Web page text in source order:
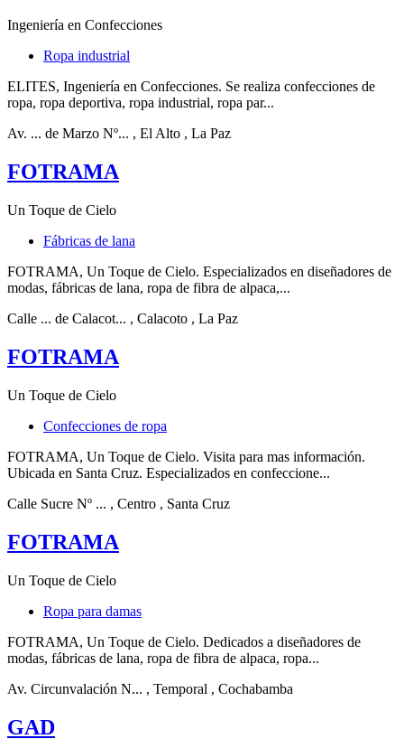
Ingeniería en Confecciones
Ropa industrial
ELITES, Ingeniería en Confecciones. Se realiza confecciones de
ropa, ropa deportiva, ropa industrial, ropa par...
Av. ... de Marzo Nº... , El Alto , La Paz
FOTRAMA
Un Toque de Cielo
Fábricas de lana
FOTRAMA, Un Toque de Cielo. Especializados en diseñadores de
modas, fábricas de lana, ropa de fibra de alpaca,...
Calle ... de Calacot... , Calacoto , La Paz
FOTRAMA
Un Toque de Cielo
Confecciones de ropa
FOTRAMA, Un Toque de Cielo. Visita para mas información.
Ubicada en Santa Cruz. Especializados en confeccione...
Calle Sucre Nº ... , Centro , Santa Cruz
FOTRAMA
Un Toque de Cielo
Ropa para damas
FOTRAMA, Un Toque de Cielo. Dedicados a diseñadores de
modas, fábricas de lana, ropa de fibra de alpaca, ropa...
Av. Circunvalación N... , Temporal , Cochabamba
GAD